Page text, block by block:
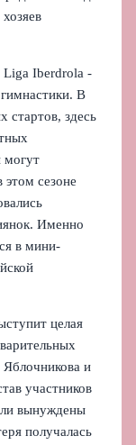
Iberdrola -
В
стартов, здесь
могут
этом сезоне
Именно
в мини-
целая
и
участников
вынуждены
получалась